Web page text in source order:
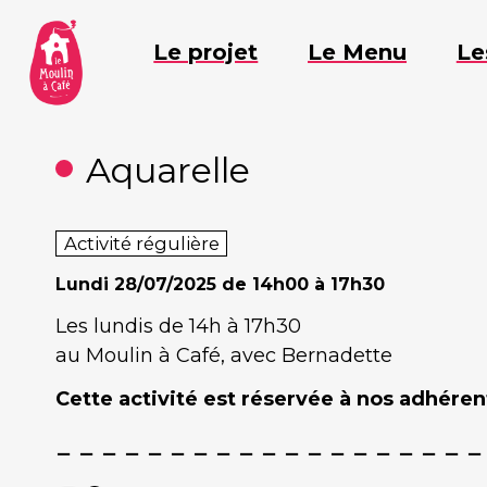
contenu
Le projet Le Menu
Aquarelle
Activité régulière
Lundi 28/07/2025 de 14h00 à 17h30
Les lundis de 14h à 17h30
au Moulin à Café, avec Bernadette
Cette activité est réservée à nos